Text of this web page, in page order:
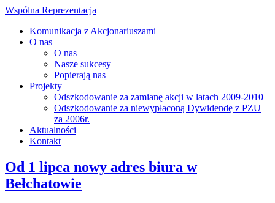
Wspólna Reprezentacja
Komunikacja z Akcjonariuszami
O nas
O nas
Nasze sukcesy
Popierają nas
Projekty
Odszkodowanie za zamianę akcji w latach 2009-2010
Odszkodowanie za niewypłaconą Dywidendę z PZU
za 2006r.
Aktualności
Kontakt
Od 1 lipca nowy adres biura w
Bełchatowie